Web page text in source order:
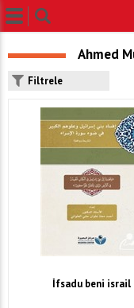
Ahmed
Filtrele
İfsadu beni israil